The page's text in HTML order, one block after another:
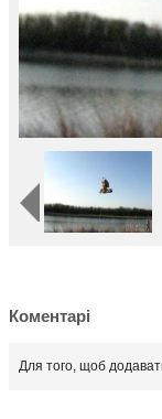
Коментарі
Для того, щоб